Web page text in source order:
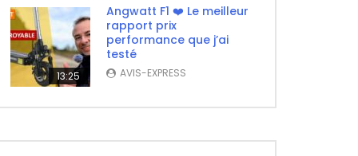
13:25
Angwatt F1 ❤️ Le meilleur
rapport prix
performance que j’ai
testé
AVIS-EXPRESS